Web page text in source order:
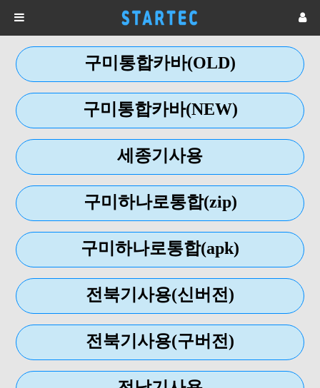
구미통합카바(OLD)
구미통합카바(NEW)
세종기사용
구미하나로통합(zip)
구미하나로통합(apk)
전북기사용(신버전)
전북기사용(구버전)